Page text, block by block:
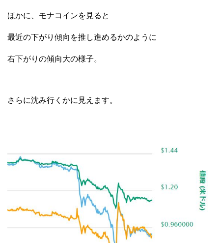
ほかに、モナコインを見ると
最近の下がり傾向を推し進めるかのように
右下がりの傾向大の様子。
さらに沈み行くかに見えます。